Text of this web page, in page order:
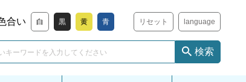
合い 白 黒 黄 青 リセット language
検索